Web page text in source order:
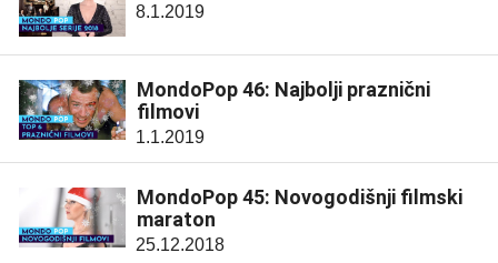
8.1.2019
MondoPop 46: Najbolji praznični
filmovi
1.1.2019
MondoPop 45: Novogodišnji filmski
maraton
25.12.2018